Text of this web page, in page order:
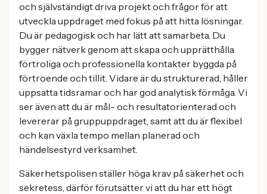
och självständigt driva projekt och frågor för att
utveckla uppdraget med fokus på att hitta lösningar.
Du är pedagogisk och har lätt att samarbeta. Du
bygger nätverk genom att skapa och upprätthålla
förtroliga och professionella kontakter byggda på
förtroende och tillit. Vidare är du strukturerad, håller
uppsatta tidsramar och har god analytisk förmåga. Vi
ser även att du är mål- och resultatorienterad och
levererar på gruppuppdraget, samt att du är flexibel
och kan växla tempo mellan planerad och
händelsestyrd verksamhet.
Säkerhetspolisen ställer höga krav på säkerhet och
sekretess, därför förutsätter vi att du har ett högt